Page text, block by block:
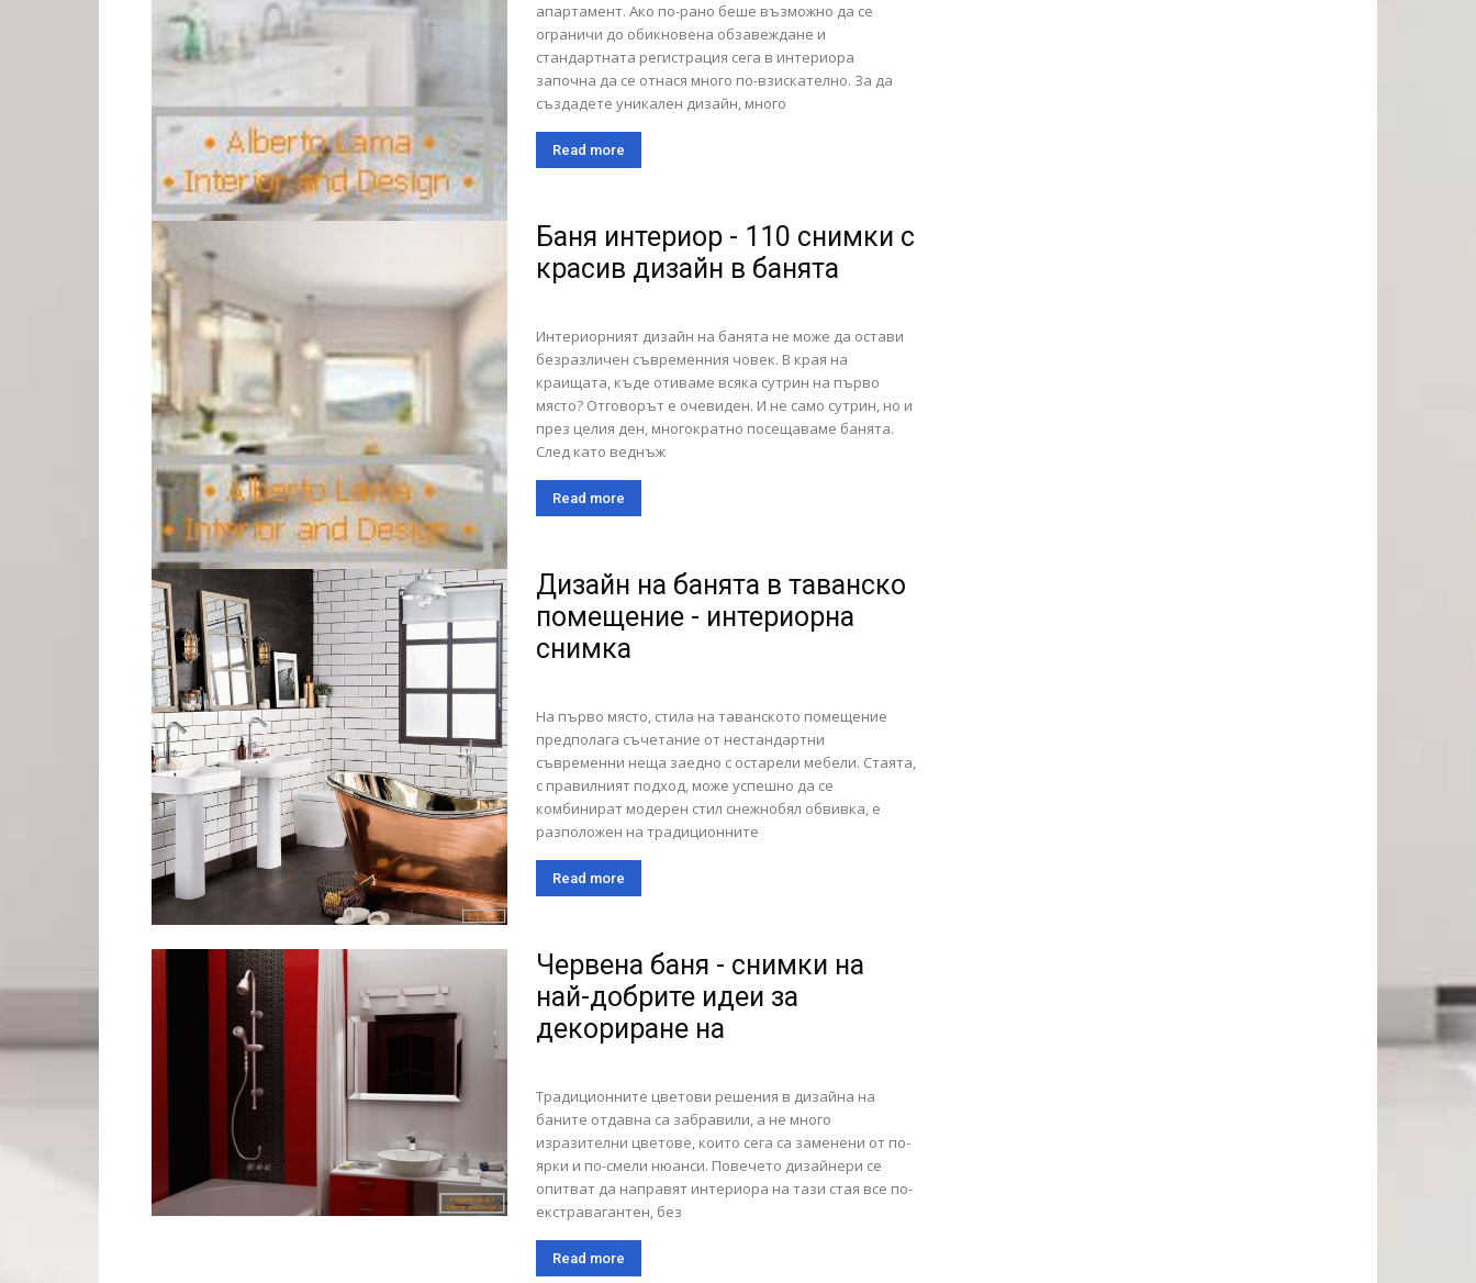
апартамент. Ако по-рано беше възможно да се
ограничи до обикновена обзавеждане и
стандартната регистрация сега в интериора
започна да се отнася много по-взискателно. За да
създадете уникален дизайн, много
Read more
Баня интериор - 110 снимки с
красив дизайн в банята
Интериорният дизайн на банята не може да остави
безразличен съвременния човек. В края на
краищата, къде отиваме всяка сутрин на първо
място? Отговорът е очевиден. И не само сутрин, но и
през целия ден, многократно посещаваме банята.
След като веднъж
Read more
Дизайн на банята в таванско
помещение - интериорна
снимка
На първо място, стила на таванското помещение
предполага съчетание от нестандартни
съвременни неща заедно с остарели мебели. Стаята,
с правилният подход, може успешно да се
комбинират модерен стил снежнобял обвивка, е
разположен на традиционните
Read more
Червена баня - снимки на
най-добрите идеи за
декориране на
Традиционните цветови решения в дизайна на
баните отдавна са забравили, а не много
изразителни цветове, които сега са заменени от по-
ярки и по-смели нюанси. Повечето дизайнери се
опитват да направят интериора на тази стая все по-
екстравагантен, без
Read more